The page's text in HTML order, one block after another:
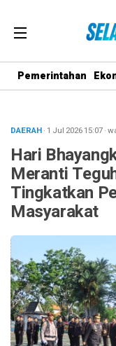
Pemerintahan
DAERAH· 1 Jul 202615:07·
Hari
Meranti
Tingkatkan
Masyarakat